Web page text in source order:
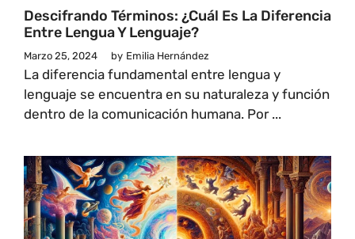
Descifrando Términos: ¿Cuál Es La Diferencia
Entre Lengua Y Lenguaje?
Marzo 25, 2024 by Emilia Hernández
La diferencia fundamental entre lengua y
lenguaje se encuentra en su naturaleza y función
dentro de la comunicación humana. Por ...